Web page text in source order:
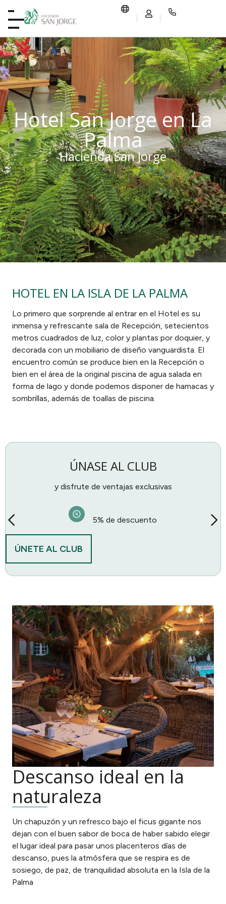
Hotel San Jorge en La
Palma
Hacienda San Jorge
HOTEL EN LA ISLA DE LA PALMA
Lo primero que sorprende al entrar en el Hotel es su
inmensa y refrescante sala de Recepción, setecientos
metros cuadrados de luz, color y plantas por doquier, y
decorada con un mobiliario de diseño vanguardista. El
encuentro común se produce bien en la Recepción o
bien en el área de la original piscina de agua salada en
forma de lago y donde podemos disponer de hamacas y
sombrillas, además de toallas de piscina.
ÚNASE AL CLUB
y disfrute de ventajas exclusivas
Bebida de bienvenida
ÚNETE AL CLUB
Descanso ideal en la
naturaleza
Un chapuzón y un refresco bajo el ficus gigante nos
dejan con el buen sabor de boca de haber sabido elegir
el lugar ideal para pasar unos placenteros días de
descanso, pues la atmósfera que se respira es de
sosiego, de paz, de tranquilidad absoluta en la Isla de la
Palma